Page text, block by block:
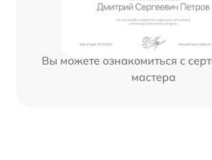
Вы можете ознакомиться с
мастера